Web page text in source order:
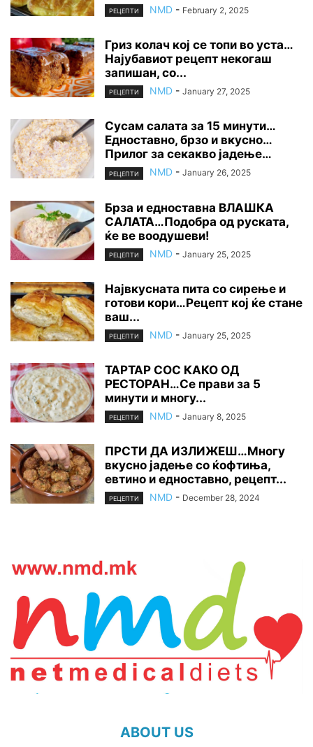
РЕЦЕПТИ NMD - February 2, 2025
Гриз колач кој се топи во уста…
Најубавиот рецепт некогаш
запишан, со...
РЕЦЕПТИ NMD - January 27, 2025
Сусам салата за 15 минути…
Едноставно, брзо и вкусно…
Прилог за секакво јадење…
РЕЦЕПТИ NMD - January 26, 2025
Брза и едноставна ВЛАШКА
САЛАТА…Подобра од руската,
ќе ве воодушеви!
РЕЦЕПТИ NMD - January 25, 2025
Највкусната пита со сирење и
готови кори…Рецепт кој ќе стане
ваш...
РЕЦЕПТИ NMD - January 25, 2025
ТАРТАР СОС КАКО ОД
РЕСТОРАН…Се прави за 5
минути и многу...
РЕЦЕПТИ NMD - January 8, 2025
ПРСТИ ДА ИЗЛИЖЕШ…Многу
вкусно јадење со ќофтиња,
евтино и едноставно, рецепт...
РЕЦЕПТИ NMD - December 28, 2024
ABOUT US